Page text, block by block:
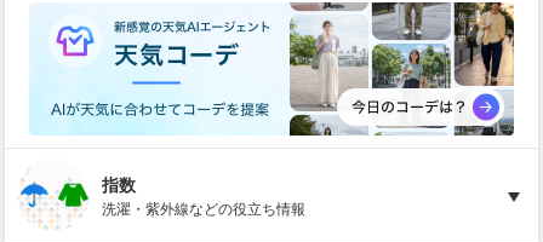
指数
洗濯・紫外線などの役立ち情報